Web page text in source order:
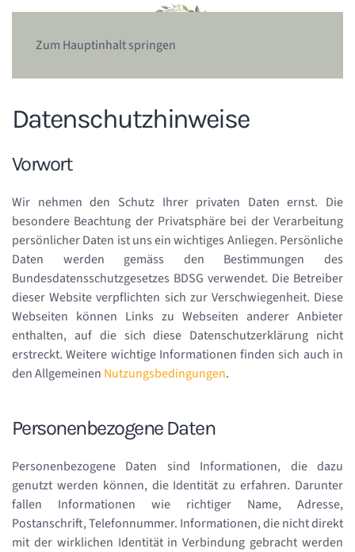
Zum Hauptinhalt springen
Datenschutzhinweise
Vorwort
Wir nehmen den Schutz Ihrer privaten Daten ernst. Die
besondere Beachtung der Privatsphäre bei der Verarbeitung
persönlicher Daten ist uns ein wichtiges Anliegen. Persönliche
Daten werden gemäss den Bestimmungen des
Bundesdatensschutzgesetzes BDSG verwendet. Die Betreiber
dieser Website verpflichten sich zur Verschwiegenheit. Diese
Webseiten können Links zu Webseiten anderer Anbieter
enthalten, auf die sich diese Datenschutzerklärung nicht
erstreckt. Weitere wichtige Informationen finden sich auch in
den Allgemeinen Nutzungsbedingungen.
Personenbezogene Daten
Personenbezogene Daten sind Informationen, die dazu
genutzt werden können, die Identität zu erfahren. Darunter
fallen Informationen wie richtiger Name, Adresse,
Postanschrift, Telefonnummer. Informationen, die nicht direkt
mit der wirklichen Identität in Verbindung gebracht werden